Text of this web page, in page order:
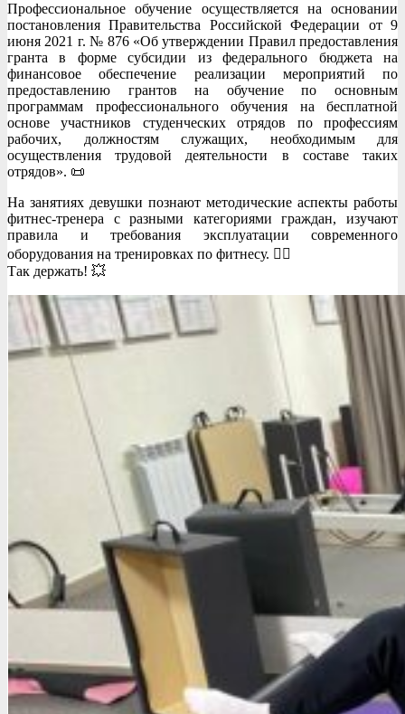
Профессиональное обучение осуществляется на основании
постановления Правительства Российской Федерации от 9
июня 2021 г. № 876 «Об утверждении Правил предоставления
гранта в форме субсидии из федерального бюджета на
финансовое обеспечение реализации мероприятий по
предоставлению грантов на обучение по основным
программам профессионального обучения на бесплатной
основе участников студенческих отрядов по профессиям
рабочих, должностям служащих, необходимым для
осуществления трудовой деятельности в составе таких
отрядов». 📜
На занятиях девушки познают методические аспекты работы
фитнес-тренера с разными категориями граждан, изучают
правила и требования эксплуатации современного
оборудования на тренировках по фитнесу. 🏋️‍♀️
Так держать! 💥